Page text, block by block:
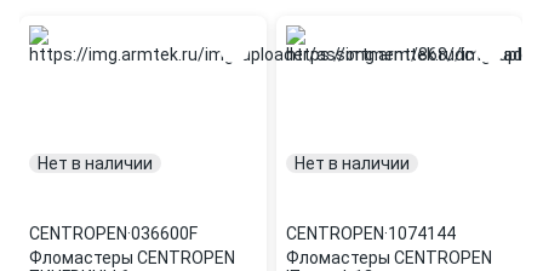
Нет в наличии
CENTROPEN·036600F
Фломастеры CENTROPEN
Нет в наличии
CENTROPEN·1074144
Фломастеры CENTROPEN